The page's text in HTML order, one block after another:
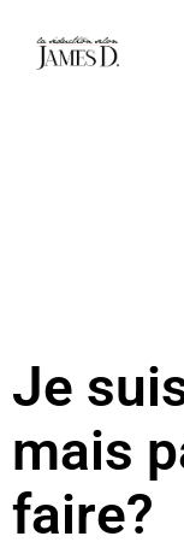
Je
mais
faire?